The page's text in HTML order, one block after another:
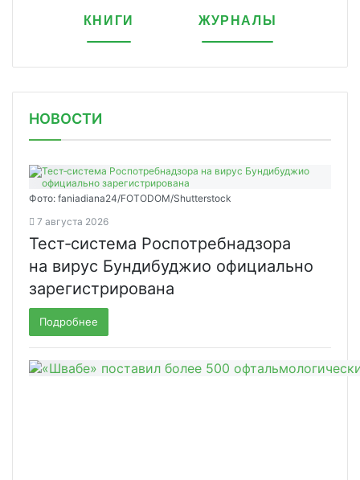
КНИГИ ЖУРНАЛЫ
НОВОСТИ
Фото: faniadiana24/FOTODOM/Shutterstock
7 августа 2026
Тест‑система Роспотребнадзора
на вирус Бундибуджио официально
зарегистрирована
Подробнее